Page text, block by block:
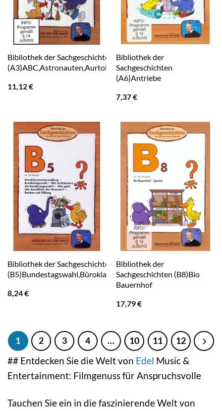
Bibliothek der Sachgeschichten
(A3)ABC,Astronauten,Aurtobahnbau
11,12€
Bibliothek der
Sachgeschichten
(A6)Antriebe
7,37€
Bibliothek der Sachgeschichten
(B5)Bundestagswahl,Büroklammer,Bonbon
8,24€
Bibliothek der
Sachgeschichten (B8)Bio
Bauernhof
17,79€
1 2 3 4 … 10 11 12
## Entdecken Sie die Welt von Edel Music &
Entertainment: Filmgenuss für Anspruchsvolle
Tauchen Sie ein in die faszinierende Welt von